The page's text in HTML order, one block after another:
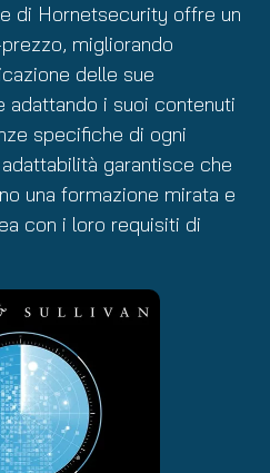
di Hornetsecurity offre un
migliorando
delle sue
adattando i suoi contenuti
specifiche di ogni
garantisce che
una formazione mirata e
con i loro requisiti di